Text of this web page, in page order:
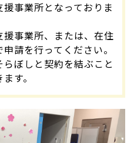
事業所となっておりま
事業所、または、在住
請を行ってください。
ぼしと契約を結ぶこと
す。